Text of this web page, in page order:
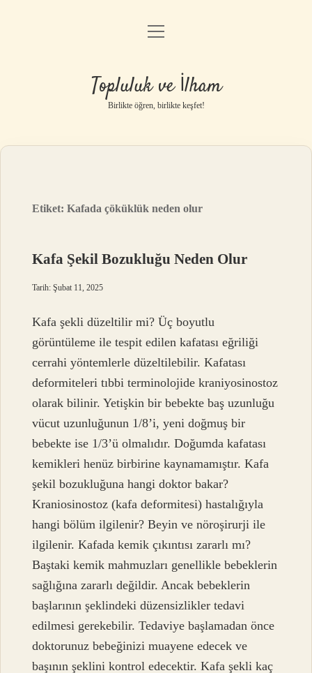
Anasayfa
Gizlilik Politikası
Yasal Uyarı
menüyü
Topluluk ve İlham
Birlikte öğren, birlikte keşfet!
Etiket:Kafada çöküklük neden olur
Kafa Şekil Bozukluğu Neden Olur
Tarih: Şubat 11, 2025
Kafa şekli düzeltilir mi? Üç boyutlu
görüntüleme ile tespit edilen kafatası eğriliği
cerrahi yöntemlerle düzeltilebilir. Kafatası
deformiteleri tıbbi terminolojide kraniyosinostoz
olarak bilinir. Yetişkin bir bebekte baş uzunluğu
vücut uzunluğunun 1/8’i, yeni doğmuş bir
bebekte ise 1/3’ü olmalıdır. Doğumda kafatası
kemikleri henüz birbirine kaynamamıştır. Kafa
şekil bozukluğuna hangi doktor bakar?
Kraniosinostoz (kafa deformitesi) hastalığıyla
hangi bölüm ilgilenir? Beyin ve nöroşirurji ile
ilgilenir. Kafada kemik çıkıntısı zararlı mı?
Baştaki kemik mahmuzları genellikle bebeklerin
sağlığına zararlı değildir. Ancak bebeklerin
başlarının şeklindeki düzensizlikler tedavi
edilmesi gerekebilir. Tedaviye başlamadan önce
doktorunuz bebeğinizi muayene edecek ve
başının şeklini kontrol edecektir. Kafa şekli kaç